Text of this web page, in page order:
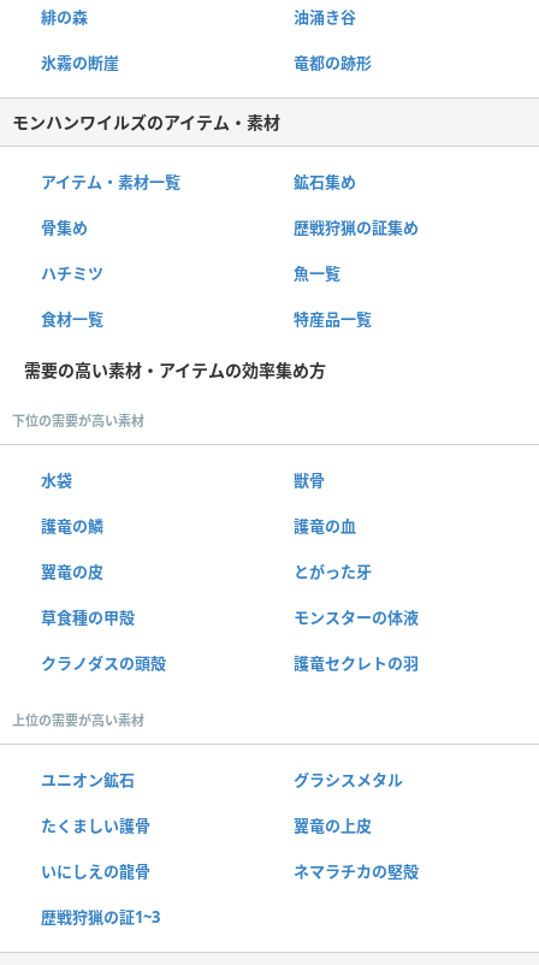
緋の森 油涌き谷
氷霧の断崖 竜都の跡形
モンハンワイルズのアイテム・素材
アイテム・素材一覧 鉱石集め
骨集め 歴戦狩猟の証集め
ハチミツ 魚一覧
食材一覧 特産品一覧
需要の高い素材・アイテムの効率集め方
下位の需要が高い素材
水袋 獣骨
護竜の鱗 護竜の血
翼竜の皮 とがった牙
草食種の甲殻 モンスターの体液
クラノダスの頭殻 護竜セクレトの羽
上位の需要が高い素材
ユニオン鉱石 グラシスメタル
たくましい護骨 翼竜の上皮
いにしえの龍骨 ネマラチカの堅殻
歴戦狩猟の証1~3